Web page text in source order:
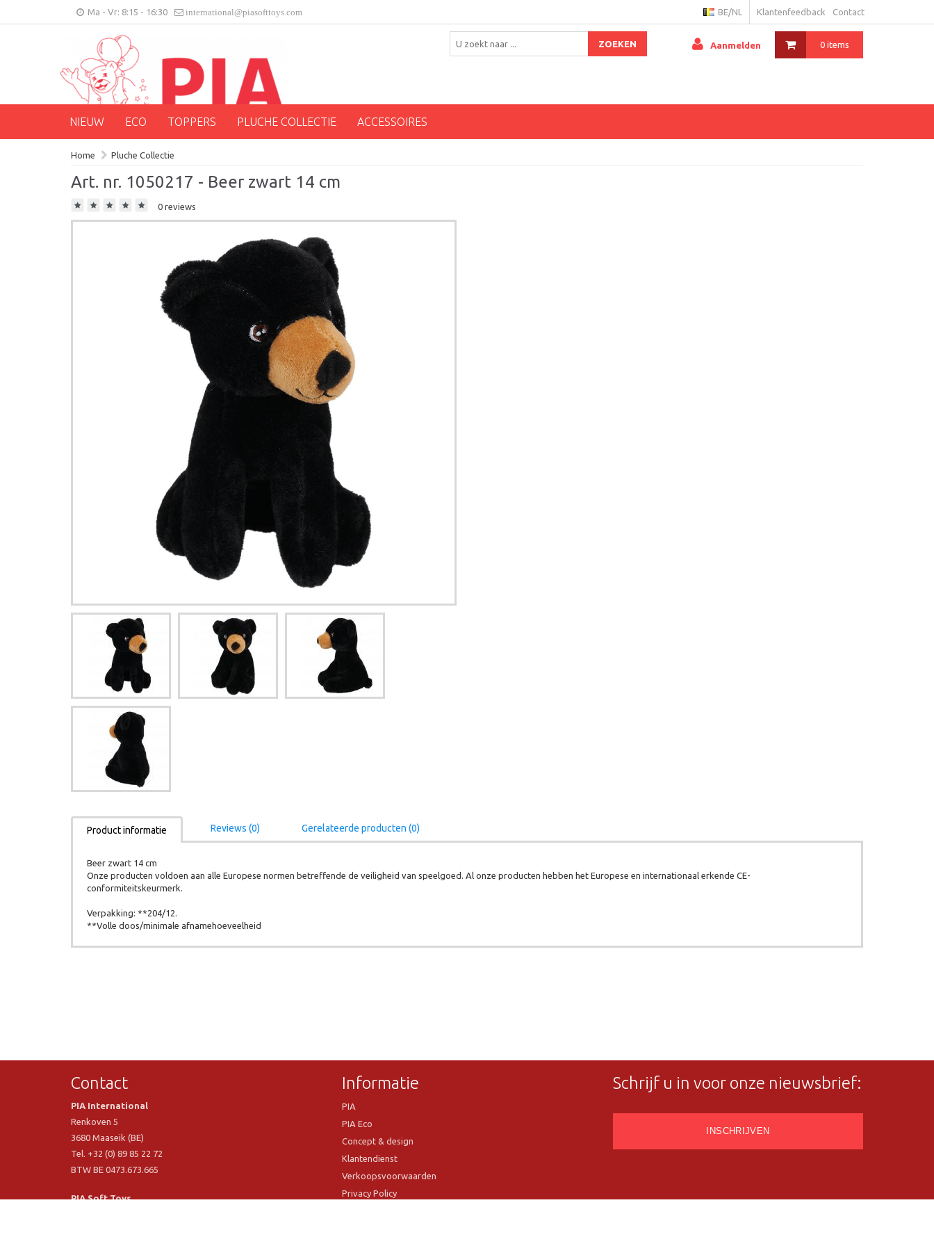
Ma - Vr: 8:15 - 16:30 international@piasofttoys.com Klantenfeedback Contact
BE/NL
0 items
Aanmelden
ZOEKEN
NIEUW ECO TOPPERS PLUCHE COLLECTIE ACCESSOIRES
Home Pluche Collectie
Art. nr. 1050217 - Beer zwart 14 cm
0 reviews
Product informatie Reviews (0) Gerelateerde producten (0)
Beer zwart 14 cm
Onze producten voldoen aan alle Europese normen betreffende de veiligheid van speelgoed. Al onze producten hebben het Europese en internationaal erkende CE-
conformiteitskeurmerk.
Verpakking: **204/12.
**Volle doos/minimale afnamehoeveelheid
Contact
PIA International
Renkoven 5
3680 Maaseik (BE)
Tel. +32 (0) 89 85 22 72
BTW BE 0473.673.665
PIA Soft Toys
Informatie
PIA
PIA Eco
Concept & design
Klantendienst
Verkoopsvoorwaarden
Privacy Policy
Schrijf u in voor onze nieuwsbrief: